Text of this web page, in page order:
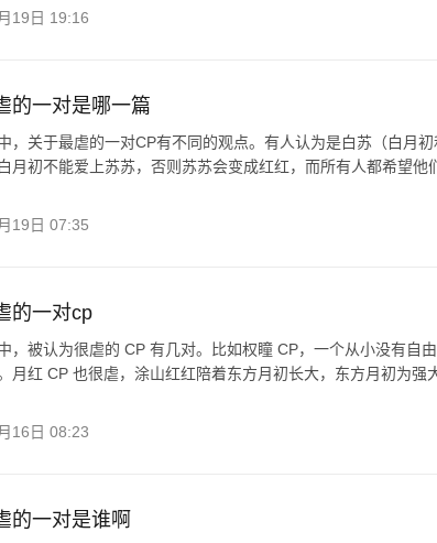
19日 19:16
的一对是哪一篇
，关于最虐的一对CP有不同的观点。有人认为是白苏（白月
月初不能爱上苏苏，否则苏苏会变成红红，而所有人都希望他
19日 07:35
的一对cp
，被认为很虐的 CP 有几对。比如权瞳 CP，一个从小没有自
月红 CP 也很虐，涂山红红陪着东方月初长大，东方月初为强
16日 08:23
的一对是谁啊